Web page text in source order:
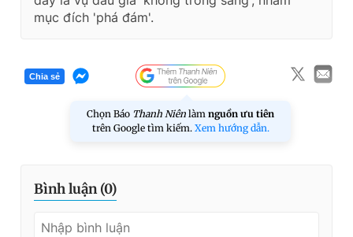
mục đích 'phá đám'.
Chia sẻ
Chọn Báo Thanh Niên làm nguồn ưu tiên
trên Google tìm kiếm. Xem hướng dẫn.
Bình luận (0)